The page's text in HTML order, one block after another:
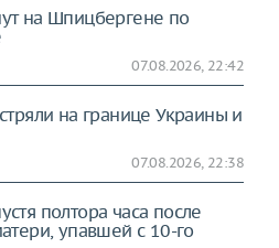
на Шпицбергене по
07.08.2026, 22:42
на границе Украины и
07.08.2026, 22:38
полтора часа после
упавшей с 10-го